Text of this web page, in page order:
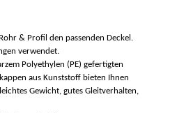
& Profil den passenden Deckel.
verwendet.
Polyethylen (PE) gefertigten
aus Kunststoff bieten Ihnen
Gewicht, gutes Gleitverhalten,